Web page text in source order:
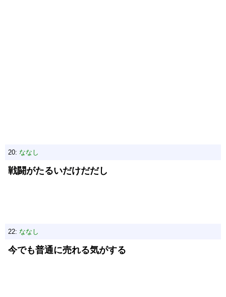
20: ななし
戦闘がたるいだけだだし
22: ななし
今でも普通に売れる気がする